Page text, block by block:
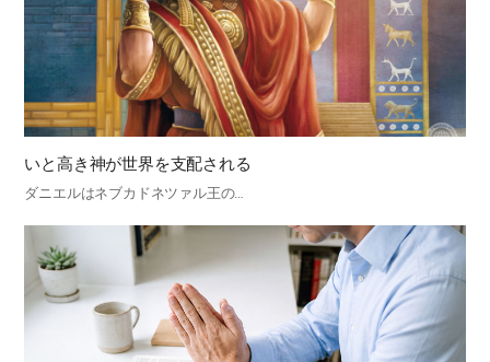
いと高き神が世界を支配される
ダニエルはネブカドネツァル王の…